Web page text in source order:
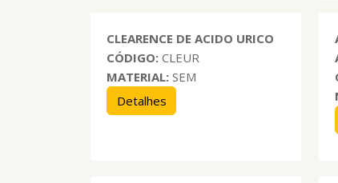
CLEARENCE DE ACIDO URICO
CÓDIGO:CLEUR
MATERIAL: SEM
Detalhes